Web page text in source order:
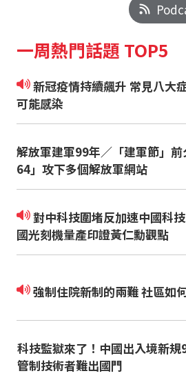
一周熱門話題 TOP5
新冠疫情持續飆升 常見八大症狀 沒發燒也
可能感染
解放軍建軍99年／「建軍節」
64」攻下多個解放軍網站
對中科技圍堵反加速中國科技自主？！中
國光刻機量產印證黃仁勳觀點
強制住院新制的兩難 社區如
科技監獄來了！中國出入境新
管制技術者難出國門